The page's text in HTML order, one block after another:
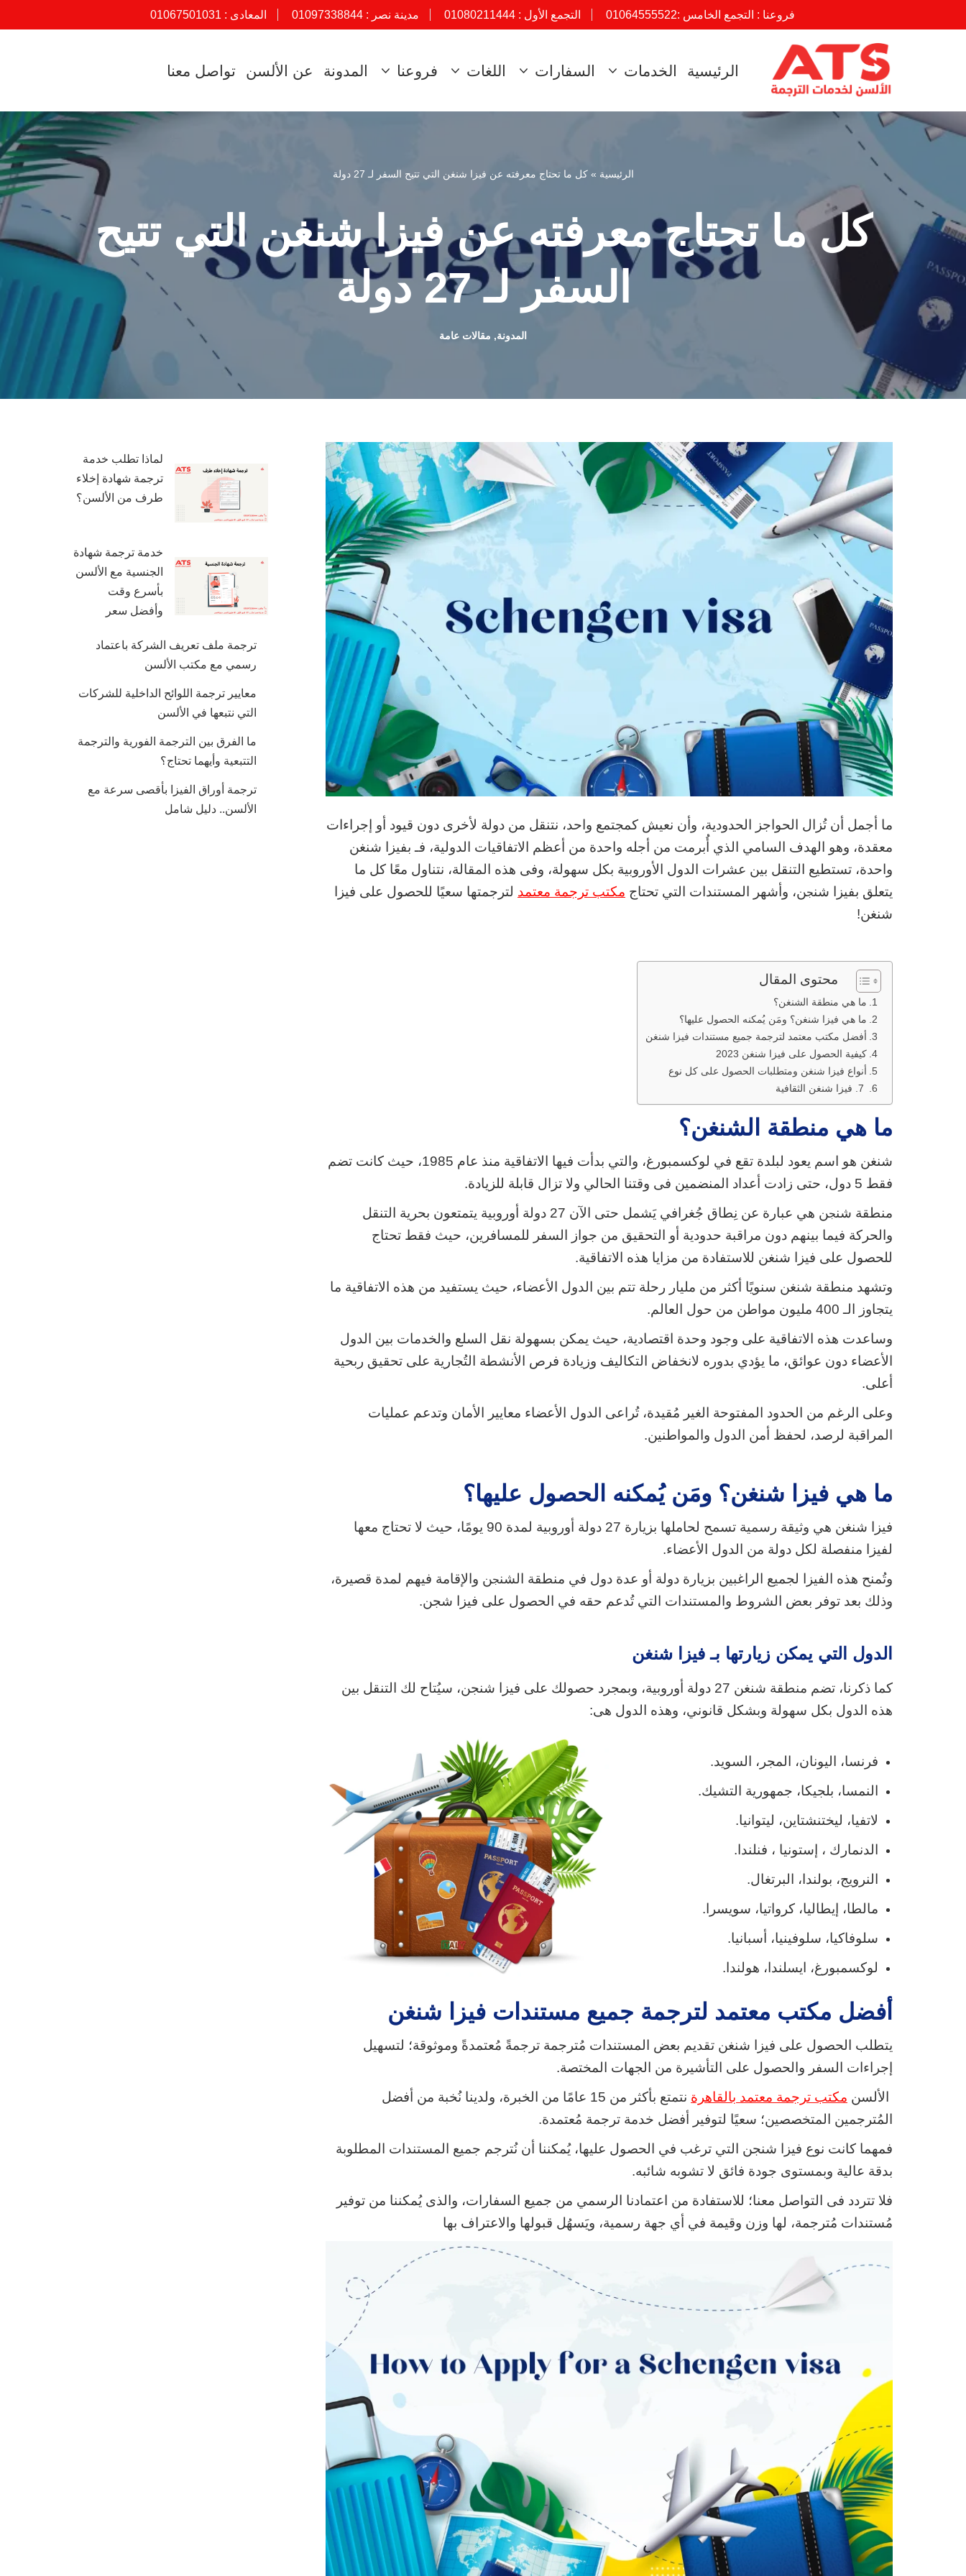
فروعنا : التجمع الخامس :01064555522 التجمع الأول :01080211444 مدينة نصر :01097338844 المعادى : 01067501031
الرئيسية الخدمات السفارات اللغات فروعنا المدونة عن الألسن تواصل معنا
الرئيسية »كل ما تحتاج معرفته عن فيزا شنغن التي تتيح السفر لـ 27 دولة
كل ما تحتاج معرفته عن فيزا شنغن التي تتيح
السفر لـ 27 دولة
المدونة, مقالات عامة
ما أجمل أن تُزال الحواجز الحدودية، وأن نعيش كمجتمع واحد، نتنقل من دولة لأخرى دون قيود أو إجراءات
معقدة، وهو الهدف السامي الذي أُبرمت من أجله واحدة من أعظم الاتفاقيات الدولية، فـ بفيزا شنغن
واحدة، تستطيع التنقل بين عشرات الدول الأوروبية بكل سهولة، وفى هذه المقالة، نتناول معًا كل ما
يتعلق بفيزا شنجن، وأشهر المستندات التي تحتاج مكتب ترجمة معتمد لترجمتها سعيًا للحصول على فيزا
شنغن!
محتوى المقال
ما هي منطقة الشنغن؟
ما هي فيزا شنغن؟ ومَن يُمكنه الحصول عليها؟
أفضل مكتب معتمد لترجمة جميع مستندات فيزا شنغن
كيفية الحصول على فيزا شنغن 2023
أنواع فيزا شنغن ومتطلبات الحصول على كل نوع
ما هي منطقة الشنغن؟
شنغن هو اسم يعود لبلدة تقع في لوكسمبورغ، والتي بدأت فيها الاتفاقية منذ عام 1985، حيث كانت تضم
فقط 5 دول، حتى زادت أعداد المنضمين فى وقتنا الحالي ولا تزال قابلة للزيادة.
منطقة شنج
ن هي عبارة عن نِطاق جُغرافي يَشمل حتى الآن 27 دولة أوروبية يتمتعون بحرية التنقل
والحركة فيما بينهم دون مراقبة حدودية أو التحقيق من جواز السفر للمسافرين، حيث فقط تحتاج
للحصول على فيزا شنغن للاستفادة من مزايا هذه الاتفاقية.
وتشهد منطقة شنغن سنويًا أكثر من مليار رحلة تتم بين الدول الأعضاء، حيث يستفيد من هذه الاتفاقية ما
يتجاوز الـ 400 مليون مواطن من حول العالم.
وساعدت هذه الاتفاقية على وجود وحدة اقتصادية، حيث يمكن بسهولة نقل السلع والخدمات بين الدول
الأعضاء دون عوائق، ما يؤدي بدوره لانخفاض التكاليف وزيادة فرص الأنشطة التُجارية على تحقيق ربحية
أعلى.
وعلى الرغم من الحدود المفتوحة الغير مُقيدة، تُراعى الدول الأعضاء معايير الأمان وتدعم عمليات
المراقبة لرصد، لحفظ أمن الدول والمواطنين.
ما هي فيزا شنغن؟ ومَن يُمكنه الحصول عليها؟
فيزا شنغن هي وثيقة رسمية تسمح لحاملها بزيارة 27 دولة أوروبية لمدة 90 يومًا، حيث لا تحتاج معها
لفيزا منفصلة لكل دولة من الدول الأعضاء.
وتُمنح هذه الفيزا لجميع الراغبين بزيارة دولة أو عدة دول في منطقة الشنجن والإقامة فيهم لمدة قصيرة،
وذلك بعد توفر بعض الشروط والمستندات التي تُدعم حقه في الحصول على فيزا شجن.
الدول التي يمكن زيارتها بـ فيزا شنغن
كما ذكرنا، تضم منطقة شنغن 27 دولة أوروبية، وبمجرد حصولك على فيزا شنجن، سيُتاح لك التنقل بين
هذه الدول بكل سهولة وبشكل قانوني، وهذه الدول هى:
فرنسا، اليونان، المجر، السويد.
النمسا، بلجيكا، جمهورية التشيك.
لاتفيا، ليختنشتاين، ليتوانيا.
الدنمارك ، إستونيا ، فنلندا.
النرويج، بولندا، البرتغال.
مالطا، إيطاليا، كرواتيا، سويسرا.
سلوفاكيا، سلوفينيا، أسبانيا.
لوكسمبورغ، ايسلندا، هولندا.
أفضل مكتب معتمد لترجمة جميع مستندات فيزا شنغن
يتطلب الحصول على فيزا شنغن تقديم بعض المستندات مُترجمة ترجمةً مُعتمدةً وموثوقة؛ لتسهيل
إجراءات السفر والحصول على التأشيرة من الجهات المختصة.
الألسن مكتب ترجمة معتمد بالقاهرة
نتمتع بأكثر من 15 عامًا من الخبرة، ولدينا نُخبة من أفضل
المُترجمين المتخصصين؛ سعيًا لتوفير أفضل خدمة ترجمة مُعتمدة.
فمهما كانت نوع فيزا شنجن التي ترغب في الحصول عليها، يُمكننا أن نُترجم جميع المستندات المطلوبة
بدقة عالية وبمستوى جودة فائق لا تشوبه شائبه.
فلا تتردد فى التواصل معنا؛ للاستفادة من اعتمادنا الرسمي من جميع السفارات، والذى يُمكننا من توفير
مُستندات مُترجمة، لها وزن وقيمة في أي جهة رسمية، ويَسهُل قبولها والاعتراف بها
لماذا تطلب خدمة
ترجمة شهادة إخلاء
طرف من الألسن؟
خدمة ترجمة شهادة
الجنسية مع الألسن
بأسرع وقت
وأفضل سعر
ترجمة ملف تعريف الشركة باعتماد
رسمي مع مكتب الألسن
معايير ترجمة اللوائح الداخلية للشركات
التي نتبعها في الألسن
ما الفرق بين الترجمة الفورية والترجمة
التتبعية وأيهما تحتاج؟
ترجمة أوراق الفيزا بأقصى سرعة مع
الألسن.. دليل شامل